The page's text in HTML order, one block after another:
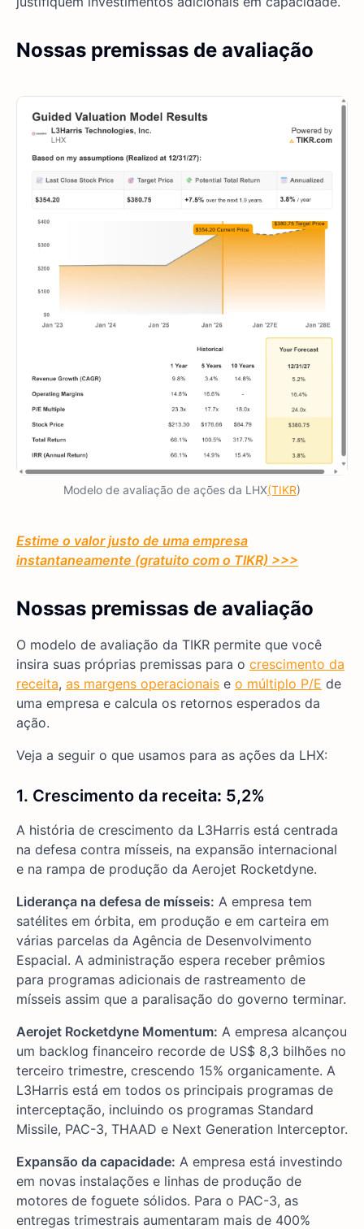
Nossas premissas de avaliação
Modelo de avaliação de ações da LHX(TIKR)
Estime o valor justo de uma empresa
instantaneamente (gratuito com o TIKR) >>>
Nossas premissas de avaliação
O modelo de avaliação da TIKR permite que você
insira suas próprias premissas para o crescimento da
receita, as margens operacionais e o múltiplo P/E de
uma empresa e calcula os retornos esperados da
ação.
Veja a seguir o que usamos para as ações da LHX:
1. Crescimento da receita: 5,2%
A história de crescimento da L3Harris está centrada
na defesa contra mísseis, na expansão internacional
e na rampa de produção da Aerojet Rocketdyne.
Liderança na defesa de mísseis: A empresa tem
satélites em órbita, em produção e em carteira em
várias parcelas da Agência de Desenvolvimento
Espacial. A administração espera receber prêmios
para programas adicionais de rastreamento de
mísseis assim que a paralisação do governo terminar.
Aerojet Rocketdyne Momentum: A empresa alcançou
um backlog financeiro recorde de US$ 8,3 bilhões no
terceiro trimestre, crescendo 15% organicamente. A
L3Harris está em todos os principais programas de
interceptação, incluindo os programas Standard
Missile, PAC-3, THAAD e Next Generation Interceptor.
Expansão da capacidade: A empresa está investindo
em novas instalações e linhas de produção de
motores de foguete sólidos. Para o PAC-3, as
entregas trimestrais aumentaram mais de 400%